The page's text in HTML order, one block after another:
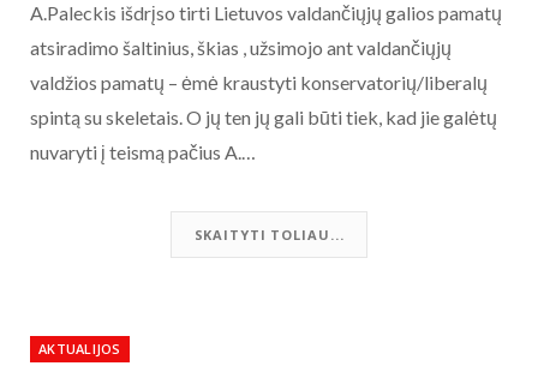
A.Paleckis išdrįso tirti Lietuvos valdančiųjų galios pamatų
atsiradimo šaltinius, škias , užsimojo ant valdančiųjų
valdžios pamatų – ėmė kraustyti konservatorių/liberalų
spintą su skeletais. O jų ten jų gali būti tiek, kad jie galėtų
nuvaryti į teismą pačius A.…
SKAITYTI TOLIAU...
AKTUALIJOS